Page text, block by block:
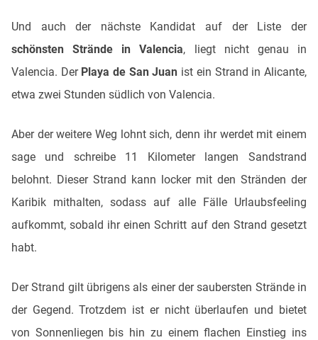
Und auch der nächste Kandidat auf der Liste der
schönsten Strände in Valencia, liegt nicht genau in
Valencia. Der Playa de San Juan ist ein Strand in Alicante,
etwa zwei Stunden südlich von Valencia.
Aber der weitere Weg lohnt sich, denn ihr werdet mit einem
sage und schreibe 11 Kilometer langen Sandstrand
belohnt. Dieser Strand kann locker mit den Stränden der
Karibik mithalten, sodass auf alle Fälle Urlaubsfeeling
aufkommt, sobald ihr einen Schritt auf den Strand gesetzt
habt.
Der Strand gilt übrigens als einer der saubersten Strände in
der Gegend. Trotzdem ist er nicht überlaufen und bietet
von Sonnenliegen bis hin zu einem flachen Einstieg ins